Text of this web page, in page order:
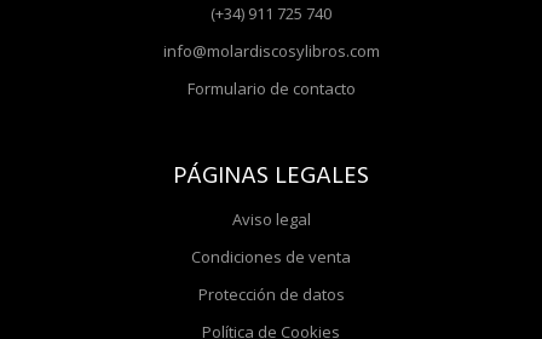
(+34) 911 725 740
info@molardiscosylibros.com
Formulario de contacto
PÁGINAS LEGALES
Aviso legal
Condiciones de venta
Protección de datos
Política de Cookies